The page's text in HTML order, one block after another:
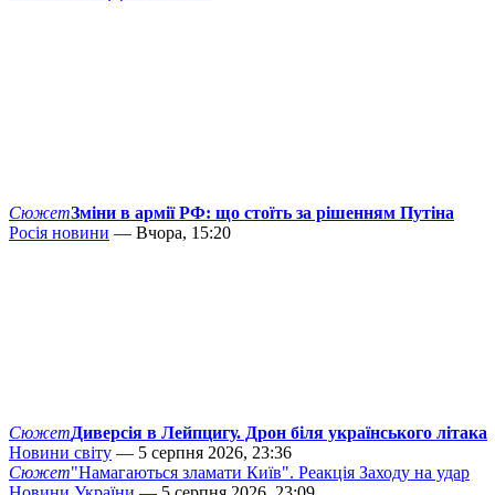
СюжетЗміни в армії РФ: що стоїть за рішенням Путіна
Росія новини — Вчора, 15:20
СюжетДиверсія в Лейпцигу. Дрон біля українського літака
Новини світу — 5 серпня 2026, 23:36
Сюжет"Намагаються зламати Київ". Реакція Заходу на удар